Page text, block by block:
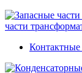
части